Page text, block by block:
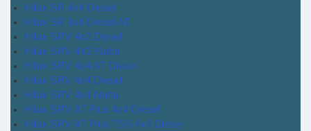
Hilux SR 4x4 Diesel
Hilux SR 4x4 Diesel AT
Hilux SRV 4x2 Diesel
Hilux SRV 4X2 Nafta
Hilux SRV 4x4 AT Diesel
Hilux SRV 4x4 Diesel
Hilux SRV 4x4 Nafta
Hilux SRV AT Plus 4x4 Diesel
Hilux SRV AT Plus TSS 4x4 Diesel